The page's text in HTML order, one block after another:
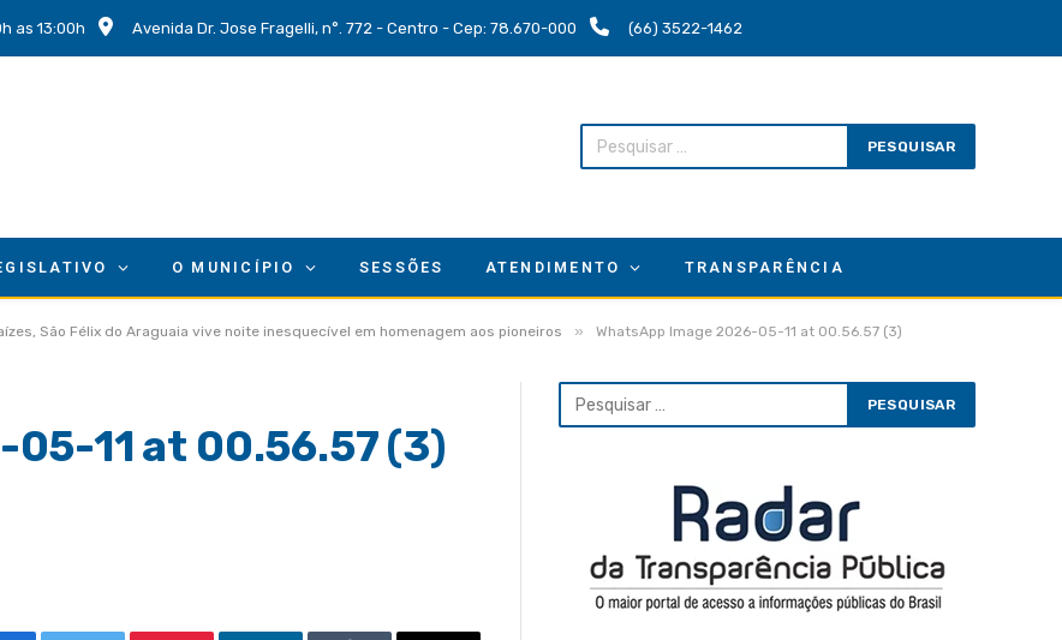
as 13:00h Avenida Dr. Jose Fragelli, n°. 772 - Centro - Cep: 78.670-000 (66) 3522-1462
O MUNICÍPIO SESSÕES ATENDIMENTO TRANSPARÊNCIA
São Félix do Araguaia vive noite inesquecível em homenagem aos pioneiros » WhatsApp Image 2026-05-11 at 00.56.57 (3)
11 at 00.56.57 (3)